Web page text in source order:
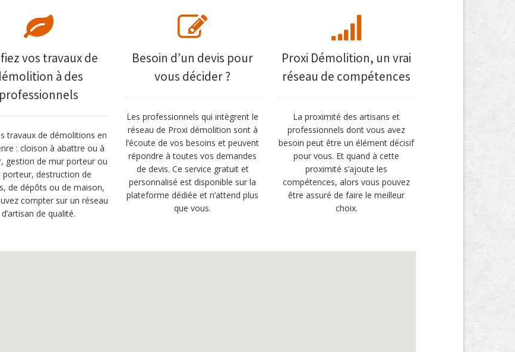
vos travaux de
à des
professionnels
travaux de démolitions en
: cloison à abattre ou à
gestion de mur porteur ou
porteur, destruction de
de dépôts ou de maison,
compter sur un réseau
d’artisan de qualité.
Besoin d’un devis pour
vous décider ?
Les professionnels qui intègrent le
réseau de Proxi démolition sont à
l’écoute de vos besoins et peuvent
répondre à toutes vos demandes
de devis. Ce service gratuit et
personnalisé est disponible sur la
plateforme dédiée et n’attend plus
que vous.
Proxi Démolition, un vrai
réseau de compétences
La proximité des artisans et
professionnels dont vous avez
besoin peut être un élément décisif
pour vous. Et quand à cette
proximité s’ajoute les
compétences, alors vous pouvez
être assuré de faire le meilleur
choix.